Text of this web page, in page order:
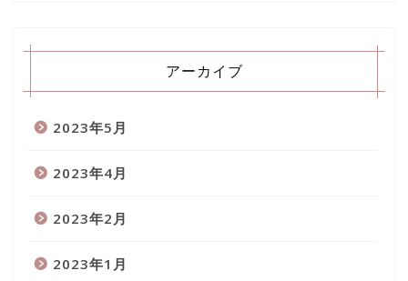
アーカイブ
2023年5月
2023年4月
2023年2月
2023年1月